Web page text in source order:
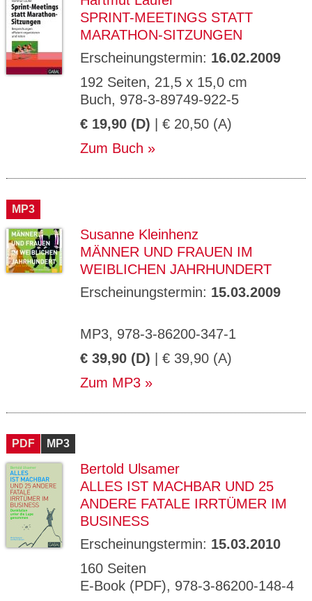
SPRINT-MEETINGS STATT
MARATHON-SITZUNGEN
Erscheinungstermin: 16.02.2009
192 Seiten, 21,5 x 15,0 cm
Buch, 978-3-89749-922-5
€ 19,90 (D) | € 20,50 (A)
Zum Buch
MP3
Susanne Kleinhenz
MÄNNER UND FRAUEN IM
WEIBLICHEN JAHRHUNDERT
Erscheinungstermin: 15.03.2009
MP3, 978-3-86200-347-1
€ 39,90 (D) | € 39,90 (A)
Zum MP3
PDF MP3
Bertold Ulsamer
ALLES IST MACHBAR UND 25
ANDERE FATALE IRRTÜMER IM
BUSINESS
Erscheinungstermin: 15.03.2010
160 Seiten
E-Book (PDF), 978-3-86200-148-4